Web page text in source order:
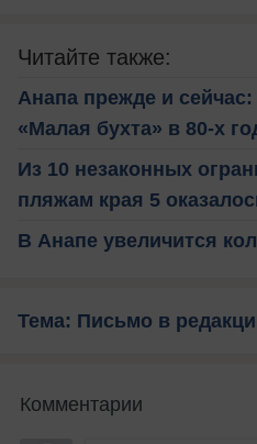
Читайте также:
Анапа прежде и
«Малая бухта» в 80-х
Из 10 незаконных
пляжам края 5
В Анапе увеличится
Тема: Письмо в
Комментарии